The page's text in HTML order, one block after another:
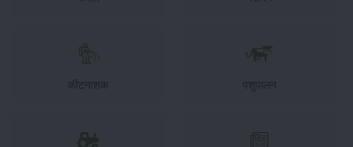
कीटनाशक पशुपालन